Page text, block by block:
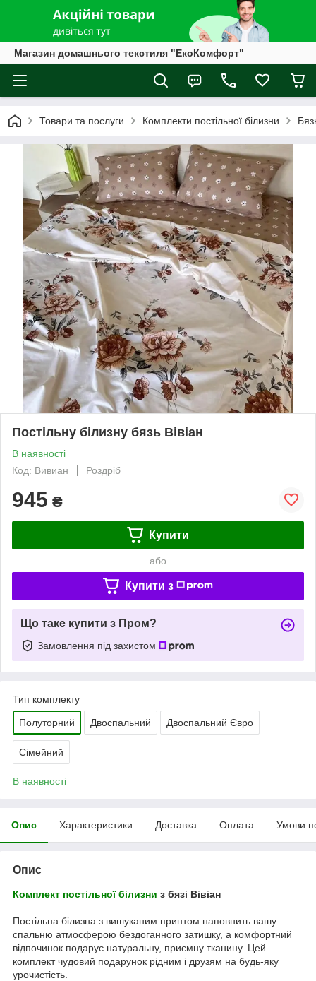
Магазин домашнього текстиля "ЕкоКомфорт"
Товари та послуги Комплекти постільної білизни
Постільну білизну бязь Вівіан
В наявності
Код: Вивиан
Роздріб
945 ₴
Купити
або
Купити з
Що таке купити з Пром?
Замовлення під захистом
Тип комплекту
Полуторний Двоспальний Двоспальний Євро
Сімейний
В наявності
Опис Характеристики Доставка Оплата Умови
Опис
Комплект постільної білизни з бязі Вівіан
Постільна білизна з вишуканим принтом наповнить вашу
спальню атмосферою бездоганного затишку, а комфортний
відпочинок подарує натуральну, приємну тканину. Цей
комплект чудовий подарунок рідним і друзям на будь-яку
урочистість.